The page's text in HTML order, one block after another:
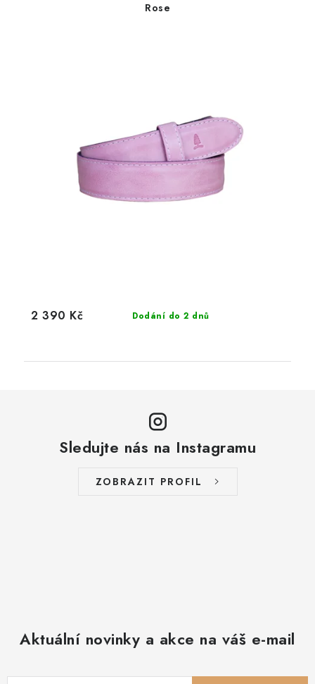
Rose
Dodání do 2 dnů
2 390 Kč
Sledujte nás na Instagramu
ZOBRAZIT PROFIL
Aktuální novinky a akce na váš e-mail